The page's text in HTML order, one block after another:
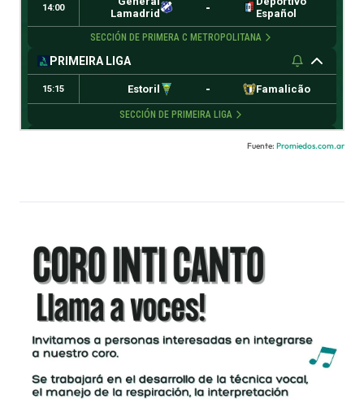
Fuente: Promiedos.com.ar